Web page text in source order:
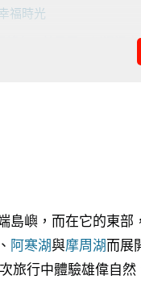
福時光
望台・弟子屈・川湯溫泉
與阿伊努飲食文化
陸恩惠與溫泉地特有的地
觀光圈的季節魅力
綠色與藍色的季節，也
紅葉與澄澈空氣，適合
島嶼，而在它的東
、 阿寒湖與摩周湖而展
旅行中體驗雄偉自